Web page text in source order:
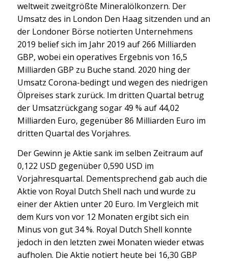
weltweit zweitgrößte Mineralölkonzern. Der
Umsatz des in London Den Haag sitzenden und an
der Londoner Börse notierten Unternehmens
2019 belief sich im Jahr 2019 auf 266 Milliarden
GBP, wobei ein operatives Ergebnis von 16,5
Milliarden GBP zu Buche stand. 2020 hing der
Umsatz Corona-bedingt und wegen des niedrigen
Ölpreises stark zurück. Im dritten Quartal betrug
der Umsatzrückgang sogar 49 % auf 44,02
Milliarden Euro, gegenüber 86 Milliarden Euro im
dritten Quartal des Vorjahres.
Der Gewinn je Aktie sank im selben Zeitraum auf
0,122 USD gegenüber 0,590 USD im
Vorjahresquartal. Dementsprechend gab auch die
Aktie von Royal Dutch Shell nach und wurde zu
einer der Aktien unter 20 Euro. Im Vergleich mit
dem Kurs von vor 12 Monaten ergibt sich ein
Minus von gut 34 %. Royal Dutch Shell konnte
jedoch in den letzten zwei Monaten wieder etwas
aufholen. Die Aktie notiert heute bei 16,30 GBP